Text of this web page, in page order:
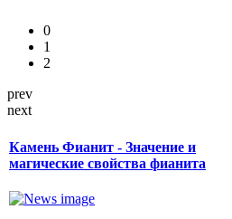
0
1
2
prev
next
Камень Фианит - Значение и
магические свойства фианита